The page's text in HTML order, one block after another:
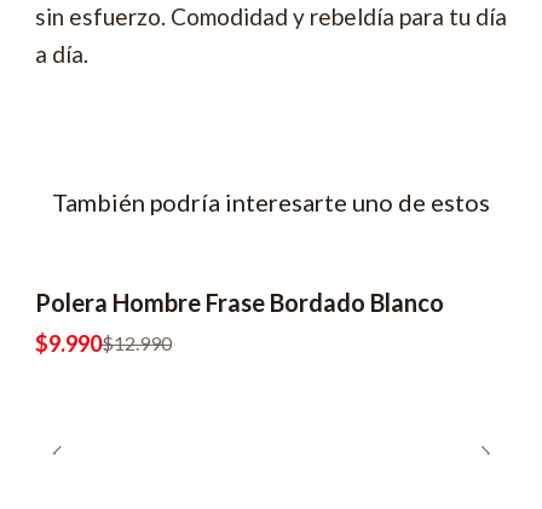
sin esfuerzo. Comodidad y rebeldía para tu día
a día.
También podría interesarte uno de estos
Polera Hombre Frase Bordado Blanco
$9.990$12.990